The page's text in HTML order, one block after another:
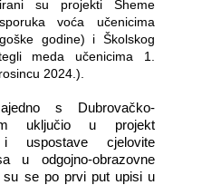
su projekti Sheme
voća učenicima
godine) i Školskog
meda učenicima 1.
2024.).
s Dubrovačko-
uključio u projekt
i uspostave cjelovite
u odgojno-obrazovne
su se po prvi put upisi u